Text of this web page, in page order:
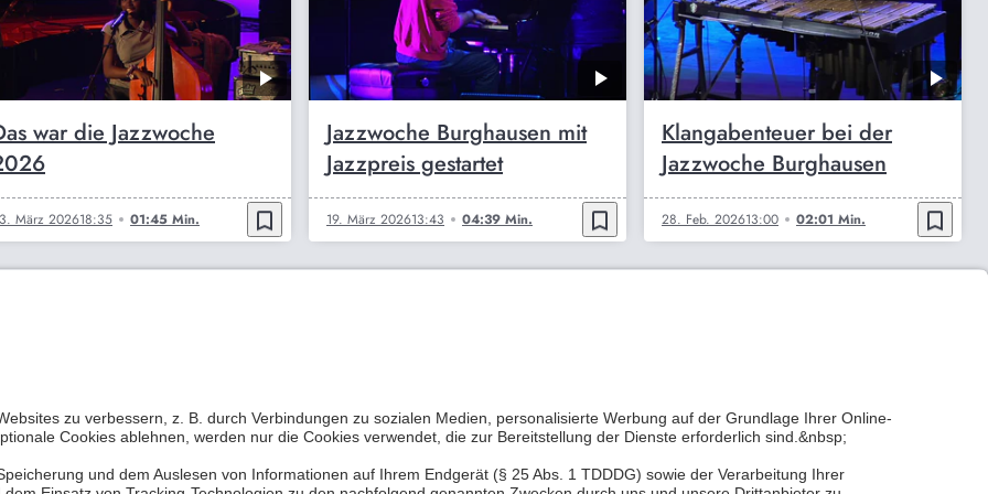
war die Jazzwoche
März 202618:35 01:45 Min. bookmark_border
Jazzwoche Burghausen mit
Jazzpreis gestartet
19. März 202613:43 04:39 Min. bookmark_border
Klangabenteuer bei der
Jazzwoche Burghausen
28. Feb. 202613:00 02:01 Min. bookmark_border